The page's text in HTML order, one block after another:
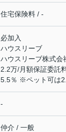
住宅保険料 / -
必加入
ハウスリーブ
ハウスリーブ株式会
2.2万/月額保証委託
5.5％ ※ペット可は
-
仲介 / 一般